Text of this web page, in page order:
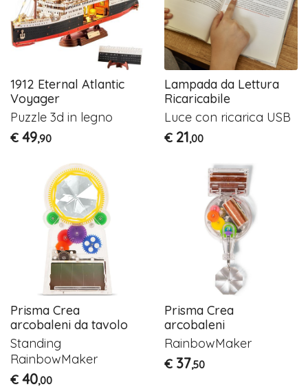
1912 Eternal Atlantic
Voyager
Puzzle 3d in legno
€ 49,90
Lampada da Lettura
Ricaricabile
Luce con ricarica USB
€ 21,00
Prisma Crea
arcobaleni da tavolo
Standing
RainbowMaker
€ 40,00
Prisma Crea
arcobaleni
RainbowMaker
€ 37,50